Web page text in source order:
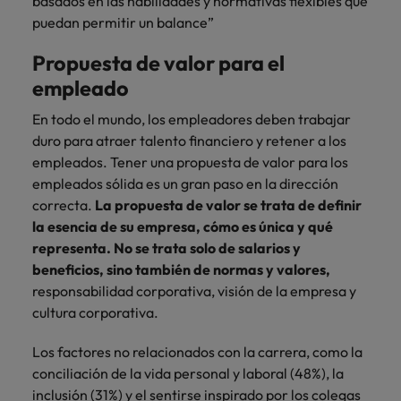
puedan permitir un balance”
Propuesta de valor para el
empleado
En todo el mundo, los empleadores deben trabajar
duro para atraer talento financiero y retener a los
empleados. Tener una propuesta de valor para los
empleados sólida es un gran paso en la dirección
correcta. La propuesta de valor se trata de definir
la esencia de su empresa, cómo es única y qué
representa. No se trata solo de salarios y
beneficios, sino también de normas y valores,
responsabilidad corporativa, visión de la empresa y
cultura corporativa.
Los factores no relacionados con la carrera, como la
conciliación de la vida personal y laboral (48%), la
inclusión (31%) y el sentirse inspirado por los colegas